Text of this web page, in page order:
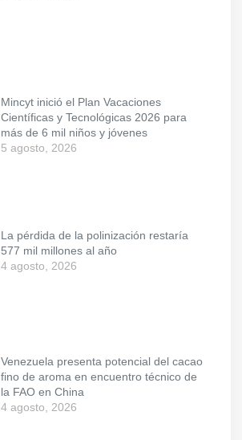
Mincyt inició el Plan Vacaciones
Científicas y Tecnológicas 2026 para
más de 6 mil niños y jóvenes
5 agosto, 2026
La pérdida de la polinización restaría
577 mil millones al año
4 agosto, 2026
Venezuela presenta potencial del cacao
fino de aroma en encuentro técnico de
la FAO en China
4 agosto, 2026